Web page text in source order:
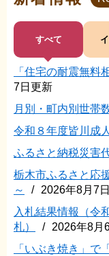
すべて
新
情
報
「住宅の耐震無料
7日更新
月別・町内別世帯
令和８年度皆川成
ふるさと納税災害
栃木市ふるさと応
～
2026年8月7
入札結果情報（令
札）
2026年8月
「いぶき焼き」で